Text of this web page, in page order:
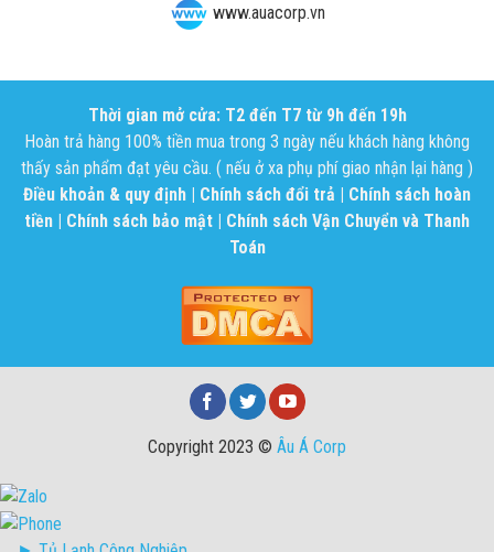
www.auacorp.vn
Thời gian mở cửa: T2 đến T7 từ 9h đến 19h
Hoàn trả hàng 100% tiền mua trong 3 ngày nếu khách hàng không
thấy sản phẩm đạt yêu cầu. ( nếu ở xa phụ phí giao nhận lại hàng )
Điều khoản & quy định | Chính sách đổi trả | Chính sách hoàn
tiền | Chính sách bảo mật | Chính sách Vận Chuyển và Thanh
Toán
Copyright 2023 © Âu Á Corp